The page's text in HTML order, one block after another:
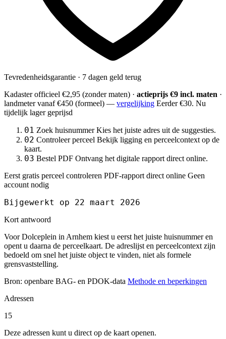
Tevredenheidsgarantie · 7 dagen geld terug
Kadaster officieel €2,95 (zonder maten) · actieprijs €9 incl. maten ·
landmetervanaf €450 (formeel) — vergelijking Eerder €30. Nu
tijdelijk lager geprijsd
01 Zoek huisnummer Kies het juiste adres uit de suggesties.
02 Controleer perceel Bekijk ligging en perceelcontext op de
kaart.
03 Bestel PDF Ontvang het digitale rapport direct online.
Eerst gratis perceel controleren PDF-rapport direct online Geen
account nodig
Bijgewerkt op 22 maart 2026
Kort antwoord
Voor Dolceplein in Arnhem kiest u eerst het juiste huisnummer en
opent u daarna de perceelkaart. De adreslijst en perceelcontext zijn
bedoeld om snel het juiste object te vinden, niet als formele
grensvaststelling.
Bron: openbare BAG- en PDOK-data Methode en beperkingen
Adressen
15
Deze adressen kunt u direct op de kaart openen.